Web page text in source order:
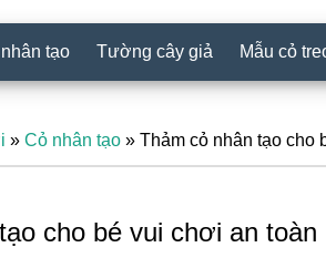
tạo Tường cây giả Mẫu cỏ
» Cỏ nhân tạo » Thảm cỏ nhân tạo cho
cho bé vui chơi an toàn